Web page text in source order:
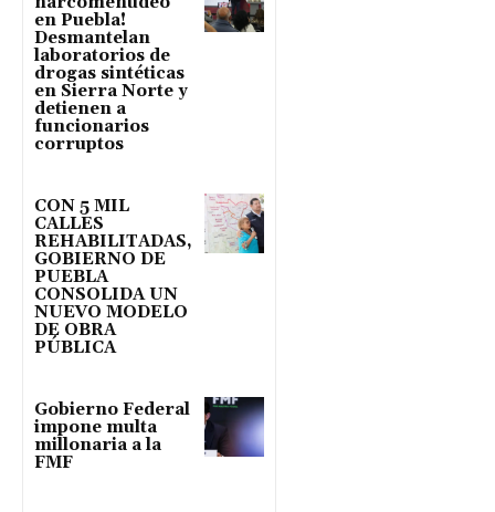
en Puebla!
Desmantelan
laboratorios de
drogas sintéticas
en Sierra Norte y
detienen a
funcionarios
corruptos
CON 5 MIL
CALLES
REHABILITADAS,
GOBIERNO DE
PUEBLA
CONSOLIDA UN
NUEVO MODELO
DE OBRA
PÚBLICA
Gobierno Federal
impone multa
millonaria a la
FMF